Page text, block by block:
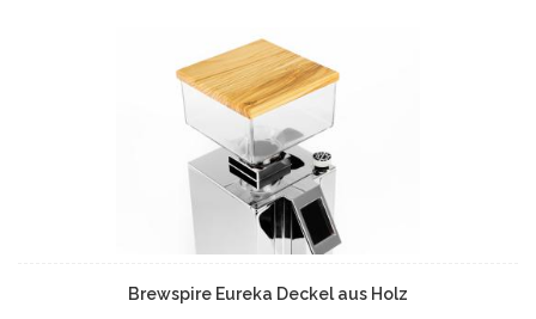
Brewspire Eureka Deckel aus Holz